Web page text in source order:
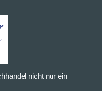
nicht nur ein